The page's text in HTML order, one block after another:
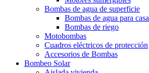
Bombas de agua de superficie
Bombas de agua para casa
Bombas de riego
Motobombas
Cuadros eléctricos de protección
Accesorios de Bombas
Bombeo Solar